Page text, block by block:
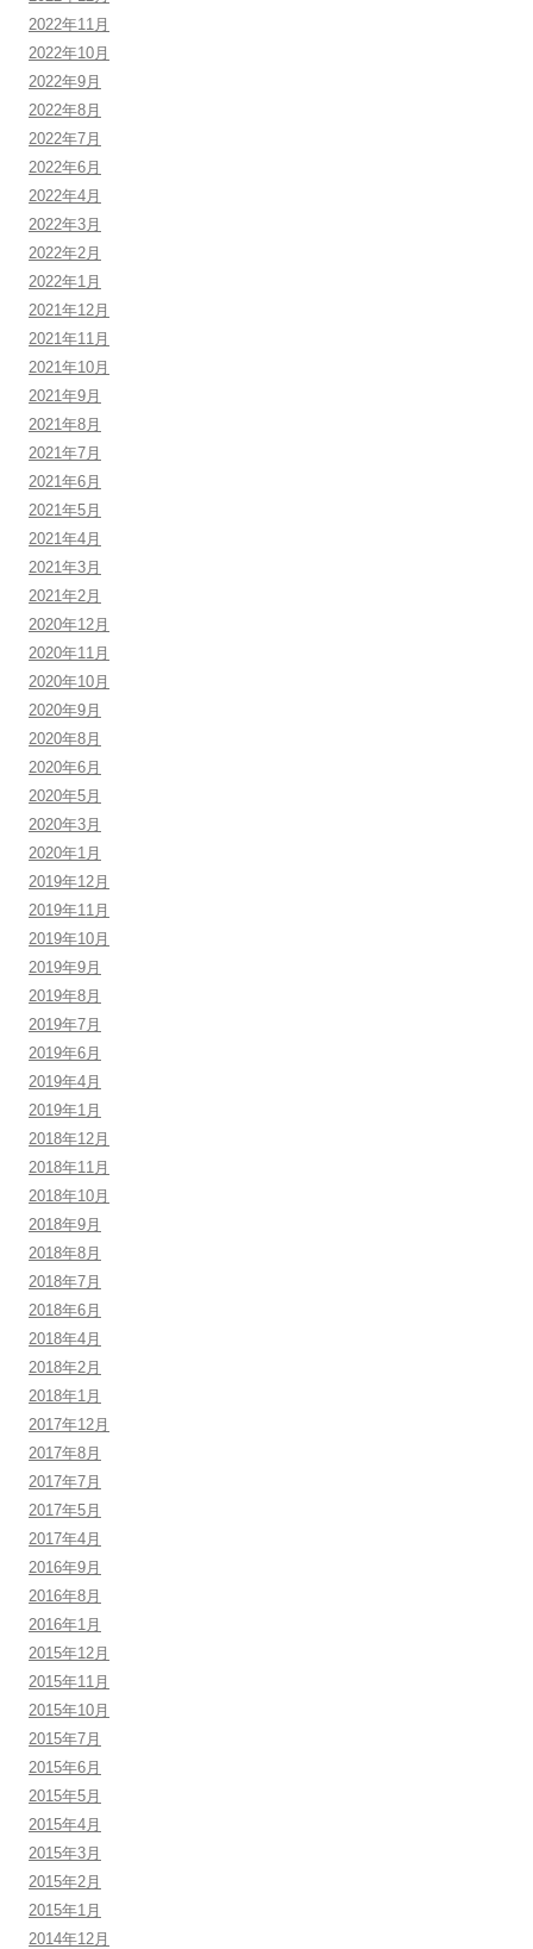
2022年11月
2022年10月
2022年9月
2022年8月
2022年7月
2022年6月
2022年4月
2022年3月
2022年2月
2022年1月
2021年12月
2021年11月
2021年10月
2021年9月
2021年8月
2021年7月
2021年6月
2021年5月
2021年4月
2021年3月
2021年2月
2020年12月
2020年11月
2020年10月
2020年9月
2020年8月
2020年6月
2020年5月
2020年3月
2020年1月
2019年12月
2019年11月
2019年10月
2019年9月
2019年8月
2019年7月
2019年6月
2019年4月
2019年1月
2018年12月
2018年11月
2018年10月
2018年9月
2018年8月
2018年7月
2018年6月
2018年4月
2018年2月
2018年1月
2017年12月
2017年8月
2017年7月
2017年5月
2017年4月
2016年9月
2016年8月
2016年1月
2015年12月
2015年11月
2015年10月
2015年7月
2015年6月
2015年5月
2015年4月
2015年3月
2015年2月
2015年1月
2014年12月